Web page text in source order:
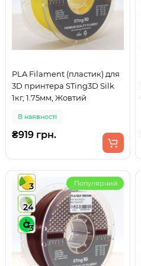
PLA Filament (пластик) для
3D принтера STing3D Silk
1кг, 1.75мм, Жовтий
В наявності
₴919 грн.
3
24
3
Популярний